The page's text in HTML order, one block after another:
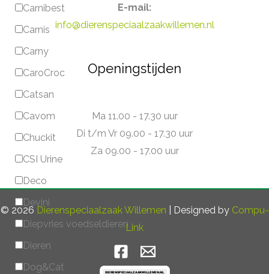
Carnibest
Carnis
Carny
CaroCroc
Catsan
Cavom
Chuckit
CSI Urine
Deco
Devini
Diepvries voedseldieren
Dieren
Dog&Cat
E-mail:
info@dierenspeciaalzaakwillemen.nl
Openingstijden
Ma 11.00 - 17.30 uur
Di t/m Vr 09.00 - 17.30 uur
Za 09.00 - 17.00 uur
© 2026 Dierenspeciaalzaak Willemen | Designed by Compu-
Link